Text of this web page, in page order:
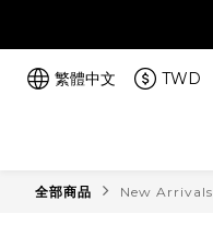
繁體中文 TWD
全部商品 New Arrivals